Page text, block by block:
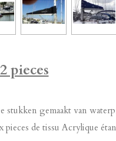
pieces
stukken gemaakt van
pieces de tissu Acrylique